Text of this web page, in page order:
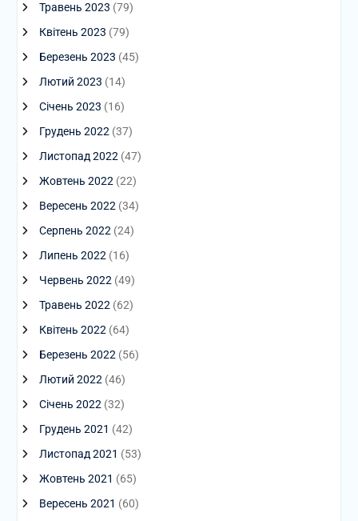
Травень 2023 (79)
Квітень 2023 (79)
Березень 2023 (45)
Лютий 2023 (14)
Січень 2023 (16)
Грудень 2022 (37)
Листопад 2022 (47)
Жовтень 2022 (22)
Вересень 2022 (34)
Серпень 2022 (24)
Липень 2022 (16)
Червень 2022 (49)
Травень 2022 (62)
Квітень 2022 (64)
Березень 2022 (56)
Лютий 2022 (46)
Січень 2022 (32)
Грудень 2021 (42)
Листопад 2021 (53)
Жовтень 2021 (65)
Вересень 2021 (60)